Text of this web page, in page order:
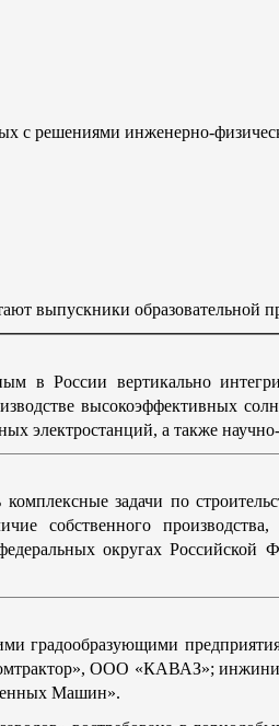
с решениями инженерно-
выпускники образовательной
в России вертикально
высокоэффективных
электростанций, а также
задачи по
собственного
округах
градообразующими
ООО «КАВАЗ»;
Машин».